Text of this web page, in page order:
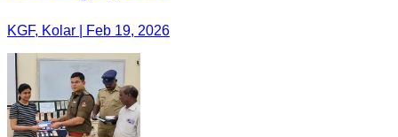
KGF, Kolar | Feb 19, 2026